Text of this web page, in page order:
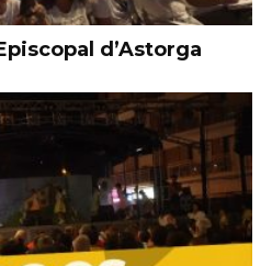
d’Astorga